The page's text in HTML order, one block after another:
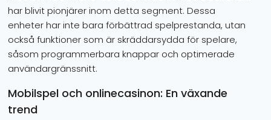
har blivit pionjärer inom detta segment. Dessa
enheter har inte bara förbättrad spelprestanda, utan
också funktioner som är skräddarsydda för spelare,
såsom programmerbara knappar och optimerade
användargränssnitt.
Mobilspel och onlinecasinon: En växande
trend